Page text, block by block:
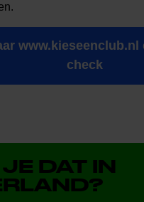
www.kieseenclub.nl
check
DAT IN